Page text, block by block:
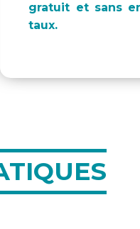
gratuit et sans
taux.